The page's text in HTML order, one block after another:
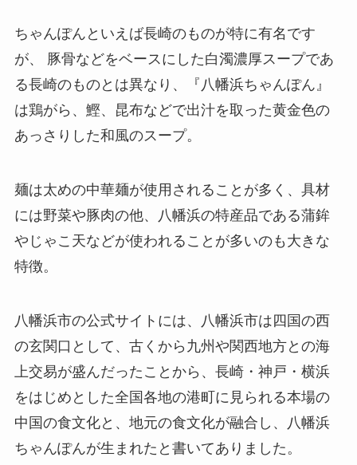
ちゃんぽんといえば長崎のものが特に有名です
が、 豚骨などをベースにした白濁濃厚スープであ
る長崎のものとは異なり、『八幡浜ちゃんぽん』
は鶏がら、鰹、昆布などで出汁を取った黄金色の
あっさりした和風のスープ。
麺は太めの中華麺が使用されることが多く、具材
には野菜や豚肉の他、八幡浜の特産品である蒲鉾
やじゃこ天などが使われることが多いのも大きな
特徴。
八幡浜市の公式サイトには、八幡浜市は四国の西
の玄関口として、古くから九州や関西地方との海
上交易が盛んだったことから、長崎・神戸・横浜
をはじめとした全国各地の港町に見られる本場の
中国の食文化と、地元の食文化が融合し、八幡浜
ちゃんぽんが生まれたと書いてありました。